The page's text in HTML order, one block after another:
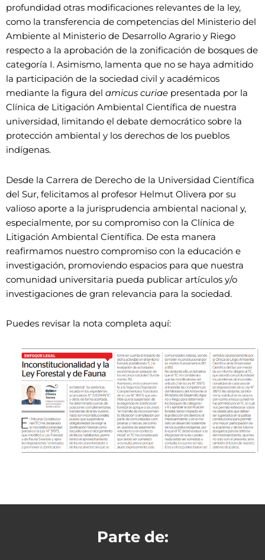
profundidad otras modificaciones relevantes de la ley,
como la transferencia de competencias del Ministerio del
Ambiente al Ministerio de Desarrollo Agrario y Riego
respecto a la aprobación de la zonificación de bosques de
categoría I. Asimismo, lamenta que no se haya admitido
la participación de la sociedad civil y académicos
mediante la figura del amicus curiae presentada por la
Clínica de Litigación Ambiental Científica de nuestra
universidad, limitando el debate democrático sobre la
protección ambiental y los derechos de los pueblos
indígenas.
Desde la Carrera de Derecho de la Universidad Científica
del Sur, felicitamos al profesor Helmut Olivera por su
valioso aporte a la jurisprudencia ambiental nacional y,
especialmente, por su compromiso con la Clínica de
Litigación Ambiental Científica. De esta manera
reafirmamos nuestro compromiso con la educación e
investigación, promoviendo espacios para que nuestra
comunidad universitaria pueda publicar artículos y/o
investigaciones de gran relevancia para la sociedad.
Puedes revisar la nota completa aquí:
Parte de: